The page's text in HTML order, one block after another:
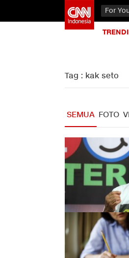
For
Tag : kak seto
SEMUA FOTO